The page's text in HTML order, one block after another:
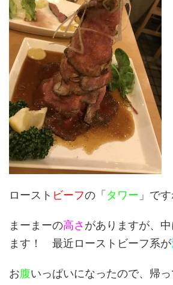
ロースト ビーフの「 タワー 」です
まーまーの高さがありますが、中
ます！ 最近ローストビーフ系が
お腹いっぱいになったので、帰っ